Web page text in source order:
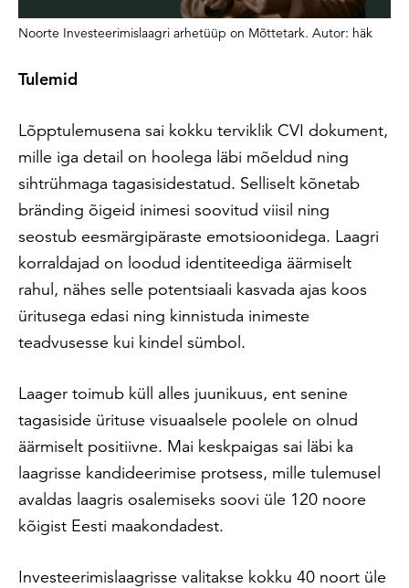
Noorte Investeerimislaagri arhetüüp on Mõttetark. Autor: häk
Tulemid
Lõpptulemusena sai kokku terviklik CVI dokument,
mille iga detail on hoolega läbi mõeldud ning
sihtrühmaga tagasisidestatud. Selliselt kõnetab
bränding õigeid inimesi soovitud viisil ning
seostub eesmärgipäraste emotsioonidega. Laagri
korraldajad on loodud identiteediga äärmiselt
rahul, nähes selle potentsiaali kasvada ajas koos
üritusega edasi ning kinnistuda inimeste
teadvusesse kui kindel sümbol.
Laager toimub küll alles juunikuus, ent senine
tagasiside ürituse visuaalsele poolele on olnud
äärmiselt positiivne. Mai keskpaigas sai läbi ka
laagrisse kandideerimise protsess, mille tulemusel
avaldas laagris osalemiseks soovi üle 120 noore
kõigist Eesti maakondadest.
Investeerimislaagrisse valitakse kokku 40 noort üle